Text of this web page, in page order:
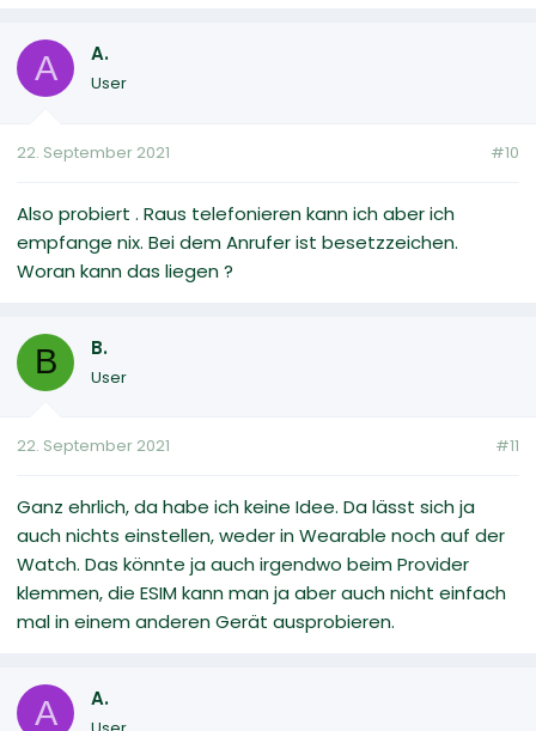
A A.
User
22. September 2021 #10
Also probiert . Raus telefonieren kann ich aber ich
empfange nix. Bei dem Anrufer ist besetzzeichen.
Woran kann das liegen ?
B B.
User
22. September 2021 #11
Ganz ehrlich, da habe ich keine Idee. Da lässt sich ja
auch nichts einstellen, weder in Wearable noch auf der
Watch. Das könnte ja auch irgendwo beim Provider
klemmen, die ESIM kann man ja aber auch nicht einfach
mal in einem anderen Gerät ausprobieren.
A A.